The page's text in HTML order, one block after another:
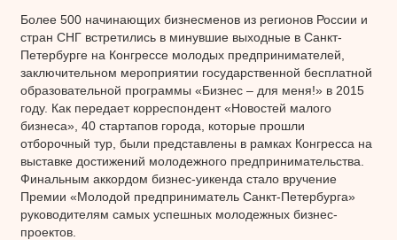
Более 500 начинающих бизнесменов из регионов России и
стран СНГ встретились в минувшие выходные в Санкт-
Петербурге на Конгрессе молодых предпринимателей,
заключительном мероприятии государственной бесплатной
образовательной программы «Бизнес – для меня!» в 2015
году. Как передает корреспондент «Новостей малого
бизнеса», 40 стартапов города, которые прошли
отборочный тур, были представлены в рамках Конгресса на
выставке достижений молодежного предпринимательства.
Финальным аккордом бизнес-уикенда стало вручение
Премии «Молодой предприниматель Санкт-Петербурга»
руководителям самых успешных молодежных бизнес-
проектов.